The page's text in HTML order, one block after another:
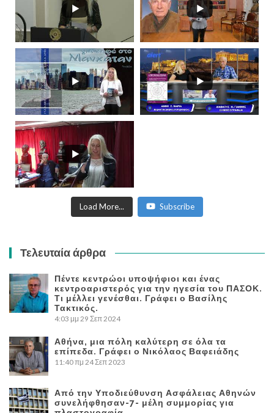
Load More... Subscribe
Τελευταία άρθρα
Πέντε κεντρώοι υποψήφιοι και ένας
κεντροαριστερός για την ηγεσία του ΠΑΣΟΚ.
Τι μέλλει γενέσθαι. Γράφει ο Βασίλης
Τακτικός.
4:03 μμ 29 Σεπ 2024
Αθήνα, μια πόλη καλύτερη σε όλα τα
επίπεδα. Γράφει ο Νικόλαος Βαφειάδης
11:40 πμ 24 Σεπ 2023
Από την Υποδιεύθυνση Ασφάλειας Αθηνών
συνελήφθησαν-7- μέλη συμμορίας για